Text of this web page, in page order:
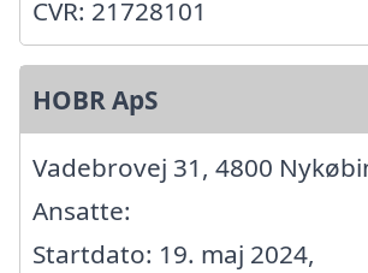
CVR: 21728101
HOBR ApS
Vadebrovej 31, 4800
Ansatte:
Startdato: 19. maj 2024,